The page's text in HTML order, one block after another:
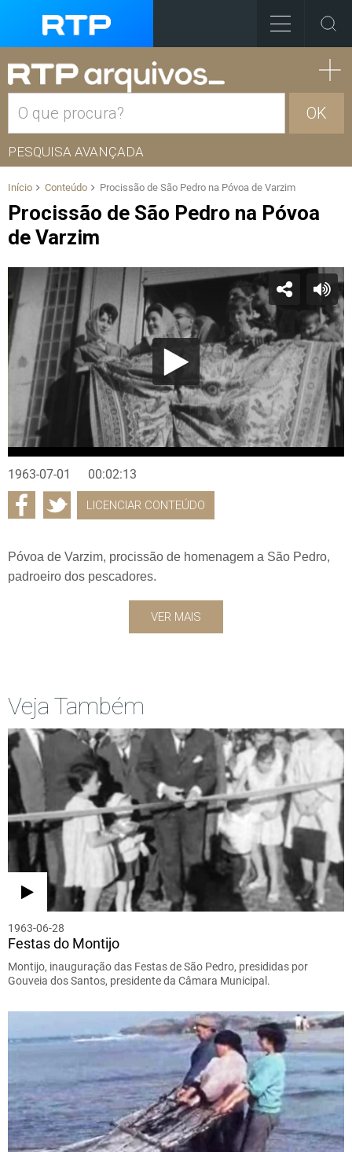
OK
PESQUISA AVANÇADA
Início Conteúdo Procissão de São Pedro na Póvoa de Varzim
Procissão de São Pedro na Póvoa
de Varzim
1963-07-01 00:02:13
LICENCIAR CONTEÚDO
Póvoa de Varzim, procissão de homenagem a São Pedro,
padroeiro dos pescadores.
VER MAIS
Veja Também
1963-06-28
Festas do Montijo
Montijo, inauguração das Festas de São Pedro, presididas por
Gouveia dos Santos, presidente da Câmara Municipal.